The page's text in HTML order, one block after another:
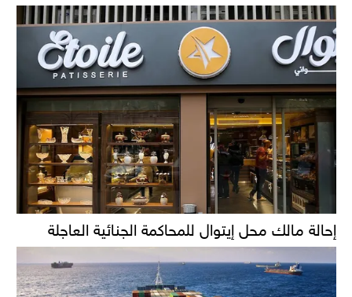
إحالة مالك محل إيتوال للمحاكمة الجنائية العاجلة